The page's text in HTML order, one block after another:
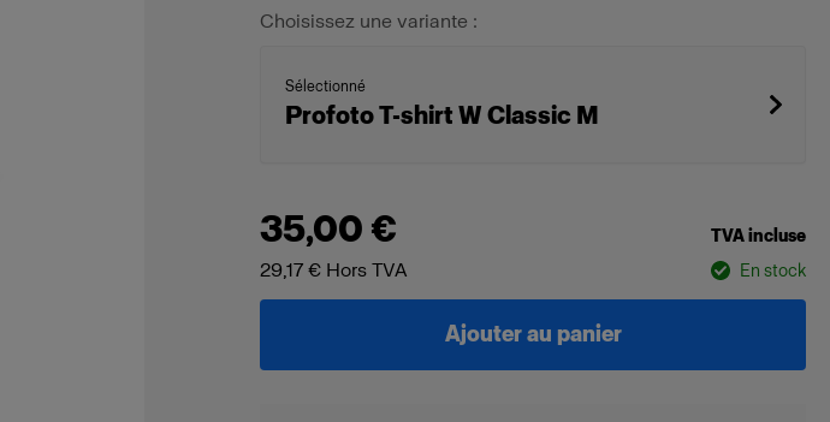
Choisissez une variante :
Sélectionné
Profoto T-shirt W Classic M
35,00 € TVA incluse
29,17 € Hors TVA En stock
Ajouter au panier